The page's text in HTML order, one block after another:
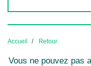
Accueil Retour
Vous ne pouvez pas